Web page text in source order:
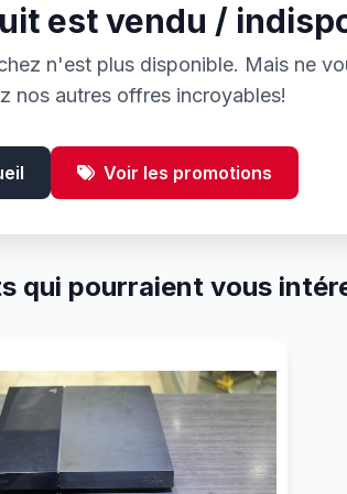
est vendu /
n'est plus disponible. Mais ne
nos autres offres incroyables!
Voir les promotions
qui pourraient vous